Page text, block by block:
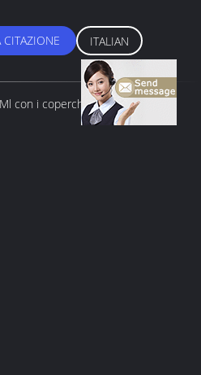
CITAZIONE ITALIAN
con i coperchi